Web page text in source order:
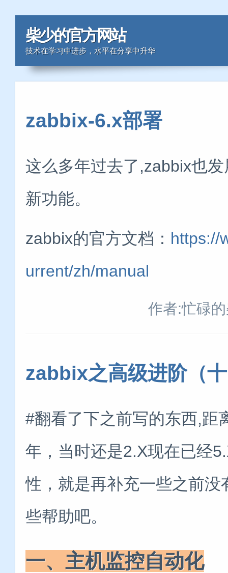
柴少的官方网站
技术在学习中进步，水平在分享中升华
zabbix-6.x部署
这么多年过去了,zabbix也
新功能。
zabbix的官方文档： https://
urrent/zh/manual
作者:忙碌
zabbix之高级进阶（
#翻看了下之前写的东西,距
年，当时还是2.X现在已经
性，就是再补充一些之前
些帮助吧。
一、主机监控自动化